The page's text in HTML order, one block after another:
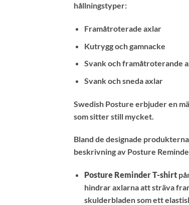
hållningstyper:
Framåtroterade axlar
Kutrygg och gamnacke
Svank och framåtroterande
Svank och sneda axlar
Swedish Posture erbjuder en
som sitter still mycket.
Bland de designade
beskrivning av Posture
Posture Reminder T-shirt
hindrar axlarna att sträva
skulderbladen som ett